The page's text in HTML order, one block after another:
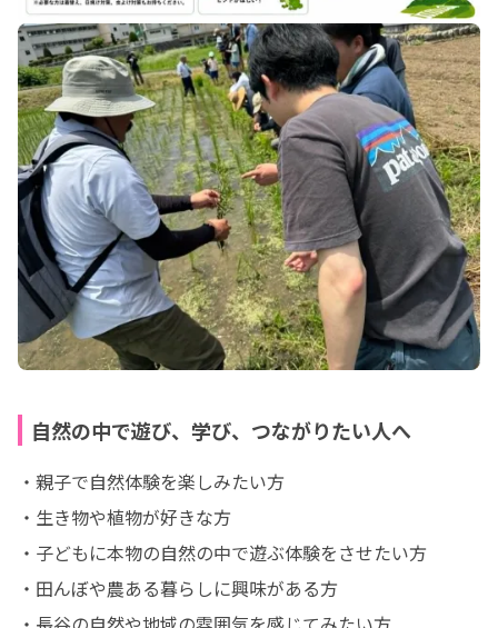
自然の中で遊び、学び、つながりたい人へ
・親子で自然体験を楽しみたい方
・生き物や植物が好きな方
・子どもに本物の自然の中で遊ぶ体験をさせたい方
・田んぼや農ある暮らしに興味がある方